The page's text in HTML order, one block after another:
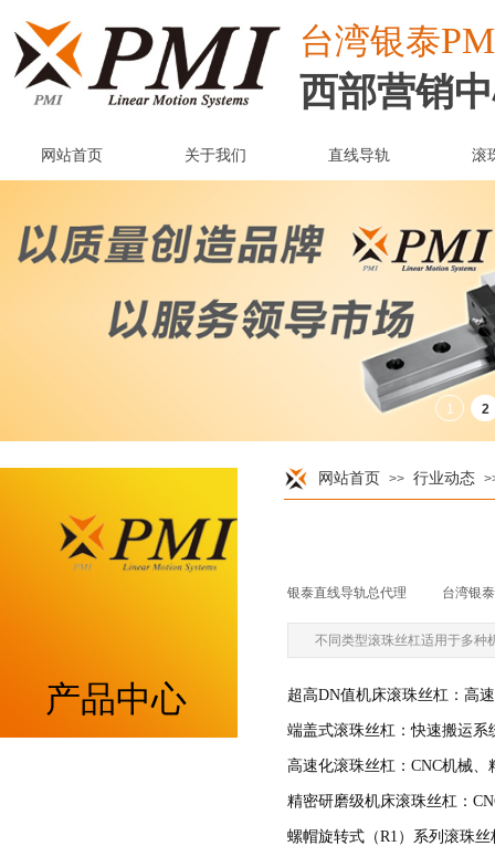
台湾银泰
西部营销
网站首页 关于我们 直线导轨 滚
网站首页 >> 行业动态
银泰直线导轨总代理 台湾银
不同类型滚珠丝杠适用于多种
超高DN值机床滚珠丝杠：高
端盖式滚珠丝杠：快速搬运
高速化滚珠丝杠：CNC机械
精密研磨级机床滚珠丝杠：
螺帽旋转式（R1）系列滚珠
产品中心